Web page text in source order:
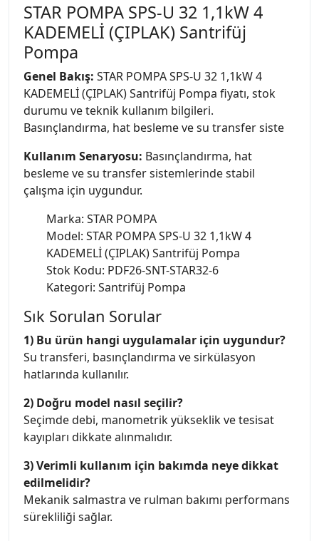
STAR POMPA SPS-U 32 1,1kW 4
KADEMELİ (ÇIPLAK) Santrifüj
Pompa
Genel Bakış: STAR POMPA SPS-U 32 1,1kW 4
KADEMELİ (ÇIPLAK) Santrifüj Pompa fiyatı, stok
durumu ve teknik kullanım bilgileri.
Basınçlandırma, hat besleme ve su transfer siste
Kullanım Senaryosu: Basınçlandırma, hat
besleme ve su transfer sistemlerinde stabil
çalışma için uygundur.
Marka: STAR POMPA
Model: STAR POMPA SPS-U 32 1,1kW 4
KADEMELİ (ÇIPLAK) Santrifüj Pompa
Stok Kodu: PDF26-SNT-STAR32-6
Kategori: Santrifüj Pompa
Sık Sorulan Sorular
1) Bu ürün hangi uygulamalar için uygundur?
Su transferi, basınçlandırma ve sirkülasyon
hatlarında kullanılır.
2) Doğru model nasıl seçilir?
Seçimde debi, manometrik yükseklik ve tesisat
kayıpları dikkate alınmalıdır.
3) Verimli kullanım için bakımda neye dikkat
edilmelidir?
Mekanik salmastra ve rulman bakımı performans
sürekliliği sağlar.